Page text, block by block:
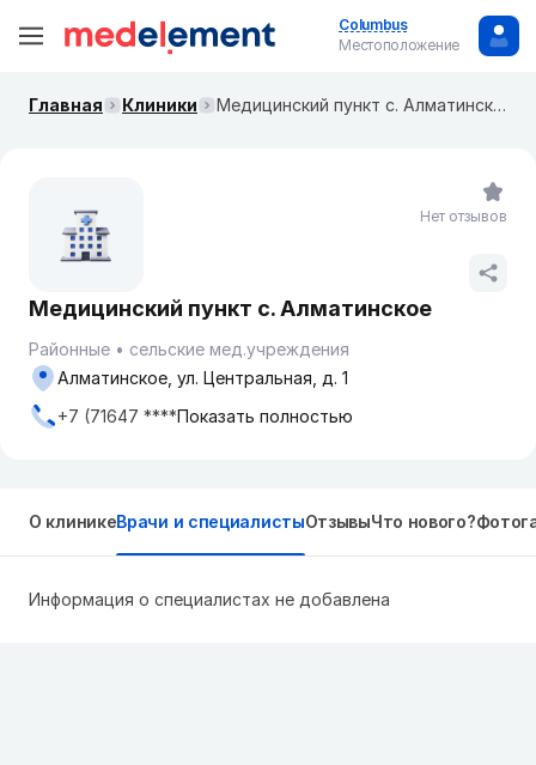
Columbus
Местоположение
Главная Клиники Медицинский пункт с. Алматинское
Медицинский пункт с. Алматинское
Районные
сельские мед.учреждения
Алматинское, ул. Центральная, д. 1
+7 (71647 ****Показать полностью
Нет отзывов
О клиникеВрачи и специалистыОтзывыЧто нового?
Информация о специалистах не добавлена